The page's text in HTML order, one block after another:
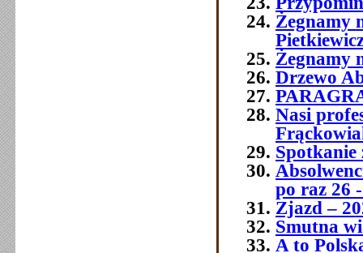
Żegnamy
Żegnamy
Drzewo
Nasi
Spotkanie
po raz 26
Zjazd –
Smutna
A to